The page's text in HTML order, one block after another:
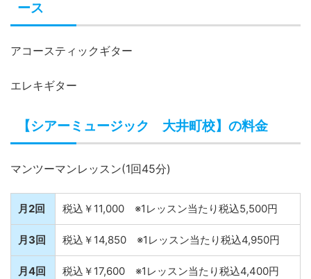
ース
アコースティックギター
エレキギター
【シアーミュージック 大井町校】の料金
マンツーマンレッスン(1回45分)
月2回 税込￥11,000 ※1レッスン当たり税込5,500円
月3回 税込￥14,850 ※1レッスン当たり税込4,950円
月4回 税込￥17,600 ※1レッスン当たり税込4,400円